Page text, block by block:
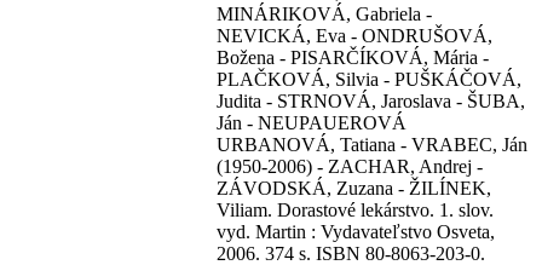
MINÁRIKOVÁ, Gabriela -
NEVICKÁ, Eva - ONDRUŠOVÁ,
Božena - PISARČÍKOVÁ, Mária -
PLAČKOVÁ, Silvia - PUŠKÁČOVÁ,
Judita - STRNOVÁ, Jaroslava - ŠUBA,
Ján - NEUPAUEROVÁ
URBANOVÁ, Tatiana - VRABEC, Ján
(1950-2006) - ZACHAR, Andrej -
ZÁVODSKÁ, Zuzana - ŽILÍNEK,
Viliam. Dorastové lekárstvo. 1. slov.
vyd. Martin : Vydavateľstvo Osveta,
2006. 374 s. ISBN 80-8063-203-0.